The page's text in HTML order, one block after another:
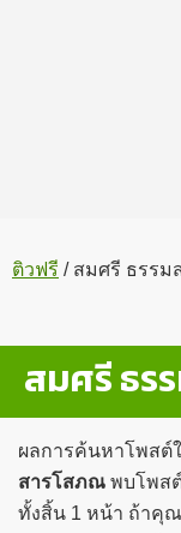
ติวฟรี /สมศรี ธรรม
สมศรี ธร
ผลการค้นหาโพส
สารโสภณ พบโพส
ทั้งสิ้น 1 หน้า ถ้าคุ